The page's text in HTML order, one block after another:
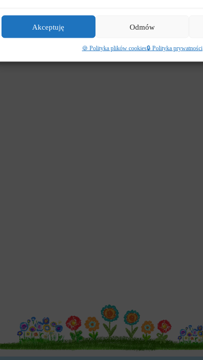
Akceptuję Odmów
🍪 Polityka plików cookies🔒 Polityka prywatności